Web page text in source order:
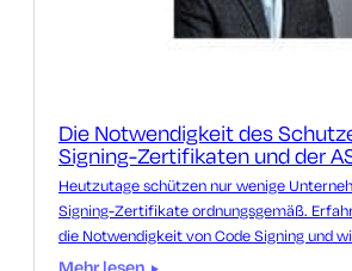
Die Notwendigkeit des
Signing-Zertifikaten und der
Heutzutage schützen nur wenige
Signing-Zertifikate ordnungsgemäß.
die Notwendigkeit von Code Signing und
Hack hätte verhindern können.
Mehr lesen